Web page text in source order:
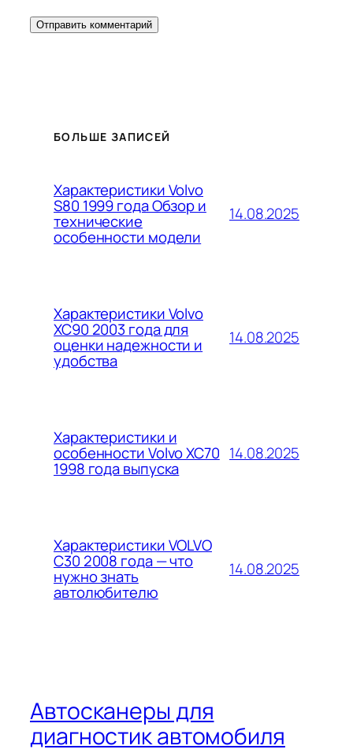
БОЛЬШЕ ЗАПИСЕЙ
Характеристики Volvo
S80 1999 года Обзор и
технические
особенности модели
14.08.2025
Характеристики Volvo
XC90 2003 года для
оценки надежности и
удобства
14.08.2025
Характеристики и
особенности Volvo XC70
1998 года выпуска
14.08.2025
Характеристики VOLVO
C30 2008 года — что
нужно знать
автолюбителю
14.08.2025
Автосканеры для
диагностик автомобиля